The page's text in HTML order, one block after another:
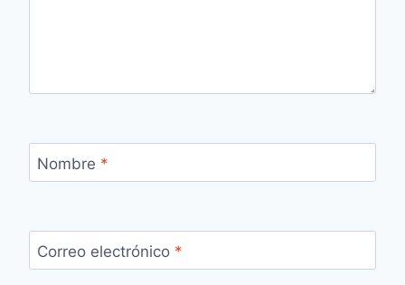
Nombre *
Correo electrónico *